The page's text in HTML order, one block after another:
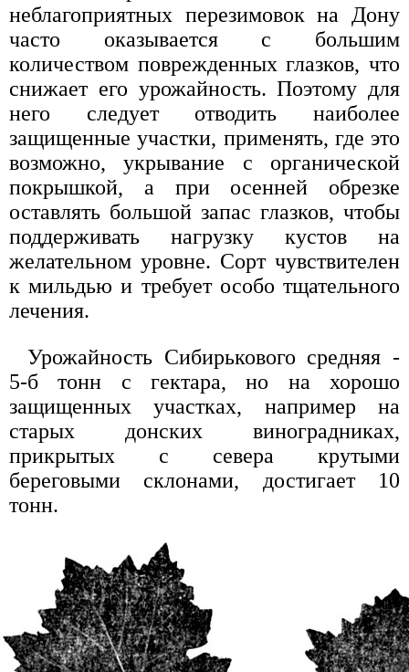
неблагоприятных перезимовок на Дону
часто оказывается с большим
количеством поврежденных глазков, что
снижает его урожайность. Поэтому для
него следует отводить наиболее
защищенные участки, применять, где это
возможно, укрывание с органической
покрышкой, а при осенней обрезке
оставлять большой запас глазков, чтобы
поддерживать нагрузку кустов на
желательном уровне. Сорт чувствителен
к мильдью и требует особо тщательного
лечения.
Урожайность Сибирькового средняя -
5-б тонн с гектара, но на хорошо
защищенных участках, например на
старых донских виноградниках,
прикрытых с севера крутыми
береговыми склонами, достигает 10
тонн.